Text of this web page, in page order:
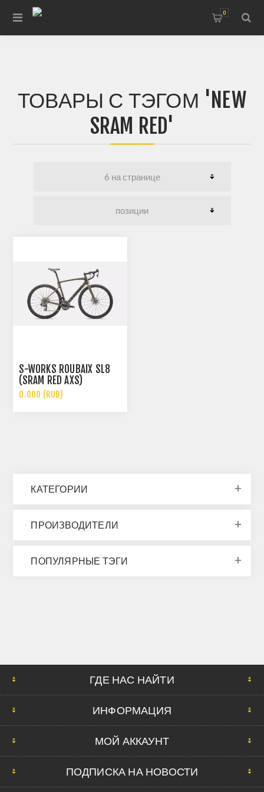
0
ТОВАРЫ С ТЭГОМ 'NEW
SRAM RED'
S-WORKS ROUBAIX SL8
(SRAM RED AXS)
0.000 (RUB)
КАТЕГОРИИ
ПРОИЗВОДИТЕЛИ
ПОПУЛЯРНЫЕ ТЭГИ
ГДЕ НАС НАЙТИ
ИНФОРМАЦИЯ
МОЙ АККАУНТ
ПОДПИСКА НА НОВОСТИ